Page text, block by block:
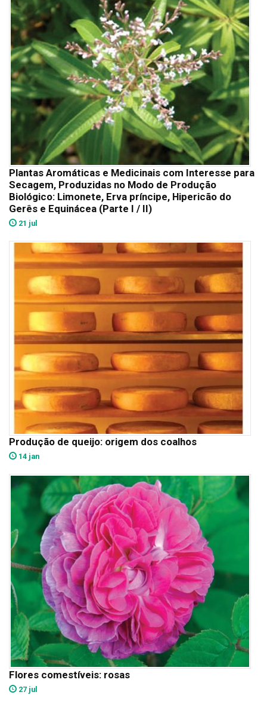
Plantas Aromáticas e Medicinais com Interesse para
Secagem, Produzidas no Modo de Produção
Biológico: Limonete, Erva príncipe, Hipericão do
Gerês e Equinácea (Parte I / II)
21 jul
Produção de queijo: origem dos coalhos
14 jan
Flores comestíveis: rosas
27 jul